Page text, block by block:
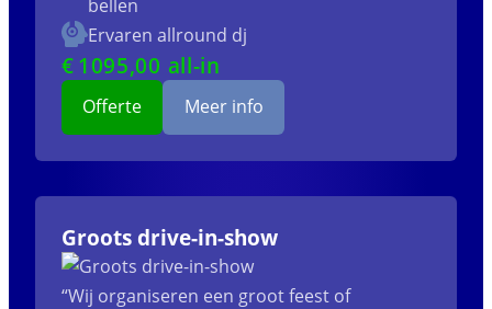
bellen
Ervaren allround dj
€ 1095,00 all-in
Offerte Meer info
Groots drive-in-show
“Wij organiseren een groot feest of